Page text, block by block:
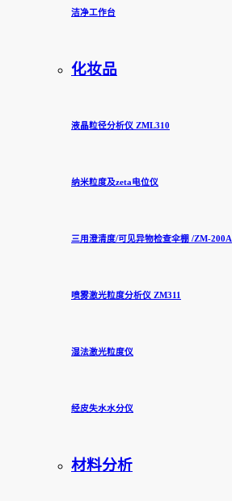
洁净工作台
化妆品
液晶粒径分析仪 ZML310
纳米粒度及zeta电位仪
三用澄清度/可见异物检查伞棚 /ZM-200A
喷雾激光粒度分析仪 ZM311
湿法激光粒度仪
经皮失水水分仪
材料分析